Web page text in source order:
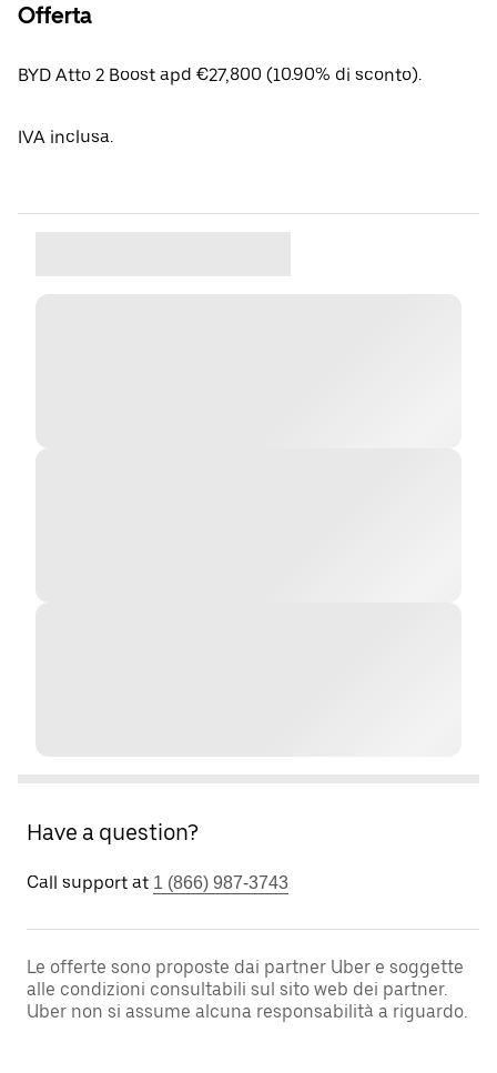
Offerta
BYD Atto 2 Boost apd €27,800 (10.90% di sconto).
IVA inclusa.
Have a question?
Call support at 1 (866) 987-3743
Le offerte sono proposte dai partner Uber e soggette
alle condizioni consultabili sul sito web dei partner.
Uber non si assume alcuna responsabilità a riguardo.